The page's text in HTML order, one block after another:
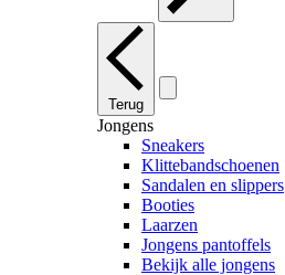
Terug
Jongens
Sneakers
Klittebandschoenen
Sandalen en slippers
Booties
Laarzen
Jongens pantoffels
Bekijk alle jongens